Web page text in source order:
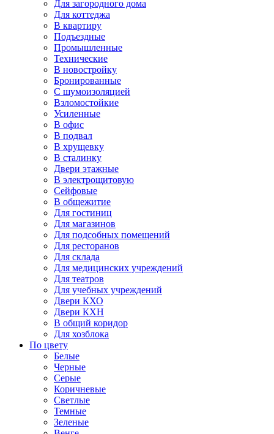
Для загородного дома
Для коттеджа
В квартиру
Подъездные
Промышленные
Технические
В новостройку
Бронированные
С шумоизоляцией
Взломостойкие
Усиленные
В офис
В подвал
В хрущевку
В сталинку
Двери этажные
В электрощитовую
Сейфовые
В общежитие
Для гостиниц
Для магазинов
Для подсобных помещений
Для ресторанов
Для склада
Для медицинских учреждений
Для театров
Для учебных учреждений
Двери КХО
Двери КХН
В общий коридор
Для хозблока
По цвету
Белые
Черные
Серые
Коричневые
Светлые
Темные
Зеленые